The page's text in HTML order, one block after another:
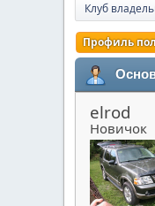
Клуб
Профиль
elrod
Новичок